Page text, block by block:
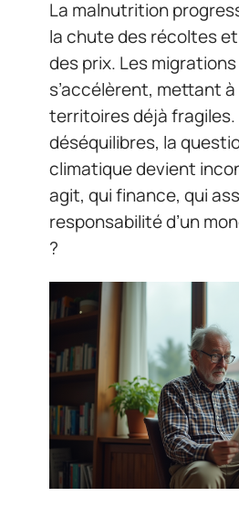
La malnutrition
la chute des récoltes
des prix. Les
s’accélèrent, mettant à
territoires déjà fragiles.
déséquilibres, la
climatique devient
agit, qui finance, qui
responsabilité d’un
?